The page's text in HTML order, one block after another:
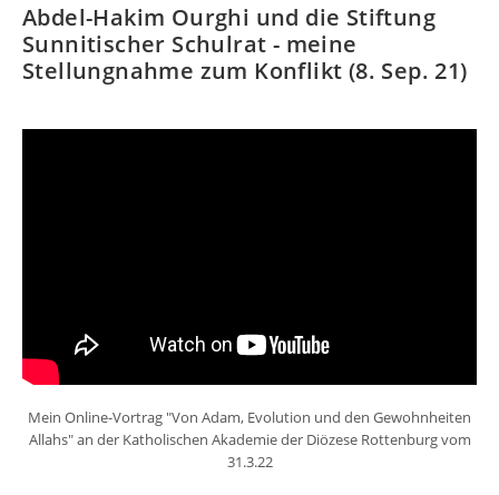
Abdel-Hakim Ourghi und die Stiftung
Sunnitischer Schulrat - meine
Stellungnahme zum Konflikt (8. Sep. 21)
Mein Online-Vortrag "Von Adam, Evolution und den Gewohnheiten
Allahs" an der Katholischen Akademie der Diözese Rottenburg vom
31.3.22